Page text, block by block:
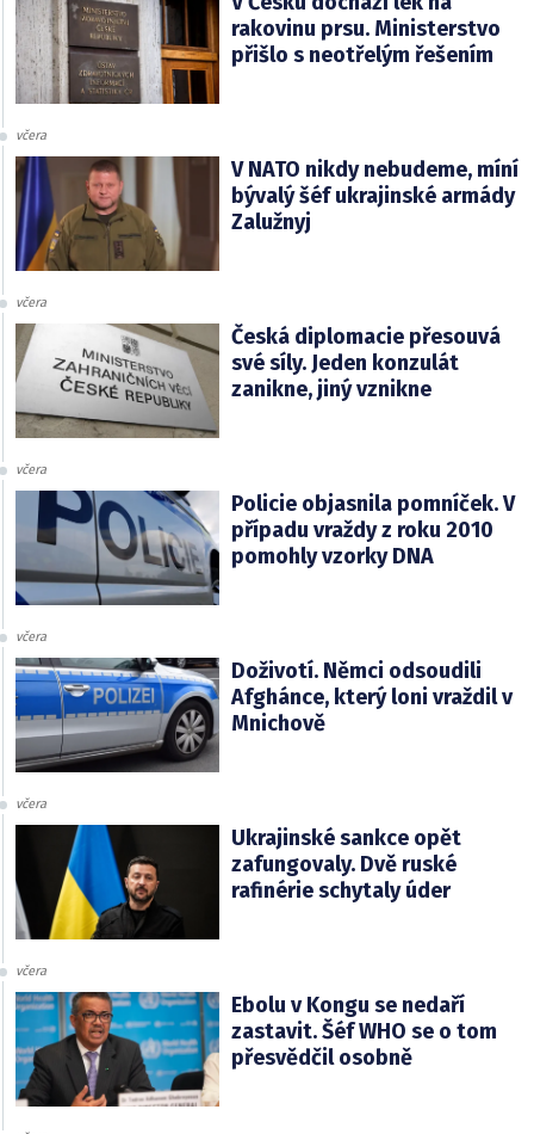
rakovinu prsu. Ministerstvo
přišlo s neotřelým řešením
včera
V NATO nikdy nebudeme, míní
bývalý šéf ukrajinské armády
Zalužnyj
včera
Česká diplomacie přesouvá
své síly. Jeden konzulát
zanikne, jiný vznikne
včera
Policie objasnila pomníček. V
případu vraždy z roku 2010
pomohly vzorky DNA
včera
Doživotí. Němci odsoudili
Afghánce, který loni vraždil v
Mnichově
včera
Ukrajinské sankce opět
zafungovaly. Dvě ruské
rafinérie schytaly úder
včera
Ebolu v Kongu se nedaří
zastavit. Šéf WHO se o tom
přesvědčil osobně